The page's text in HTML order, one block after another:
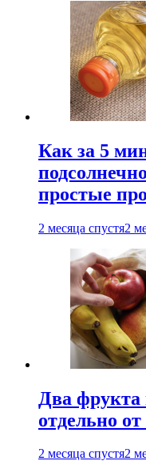
Как за 5
простые
2 месяца спустя2
Два фрукта
отдельно
2 месяца спустя2